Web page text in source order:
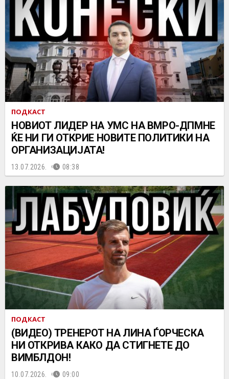
ПОДКАСТ
НОВИОТ ЛИДЕР НА УМС НА ВМРО-ДПМНЕ
ЌЕ НИ ГИ ОТКРИЕ НОВИТЕ ПОЛИТИКИ НА
ОРГАНИЗАЦИЈАТА!
13.07.2026. 08:38
ПОДКАСТ
(ВИДЕО) ТРЕНЕРОТ НА ЛИНА ЃОРЧЕСКА
НИ ОТКРИВА КАКО ДА СТИГНЕТЕ ДО
ВИМБЛДОН!
10.07.2026. 09:00